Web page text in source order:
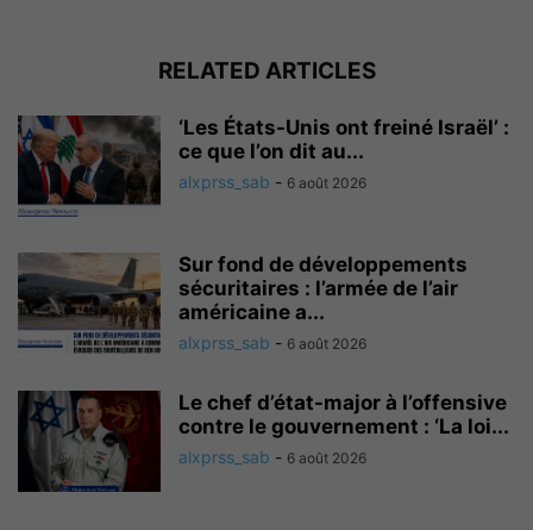
RELATED ARTICLES
‘Les États-Unis ont freiné Israël’ :
ce que l’on dit au...
alxprss_sab - 6 août 2026
Sur fond de développements
sécuritaires : l’armée de l’air
américaine a...
alxprss_sab - 6 août 2026
Le chef d’état-major à l’offensive
contre le gouvernement : ‘La loi...
alxprss_sab - 6 août 2026